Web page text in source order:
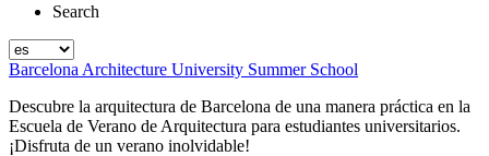
Search
Barcelona Architecture University Summer School
Descubre la arquitectura de Barcelona de una manera práctica en la
Escuela de Verano de Arquitectura para estudiantes universitarios.
¡Disfruta de un verano inolvidable!